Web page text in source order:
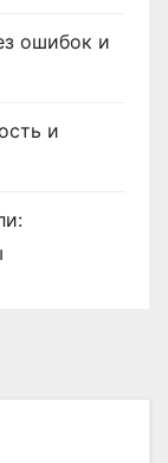
ошибок и
и